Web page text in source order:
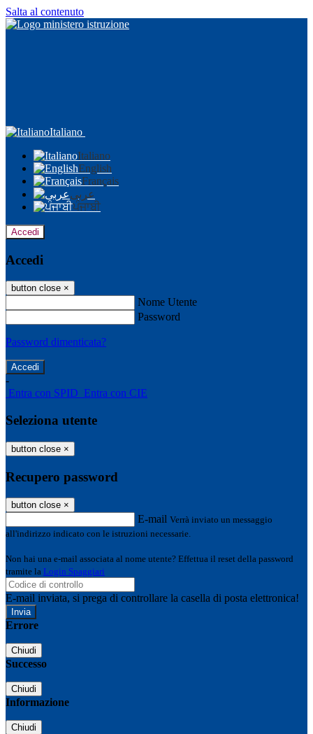
Salta al contenuto
Italiano
Italiano
English
Français
عربى
ਪੰਜਾਬੀ
Accedi
Accedi
button close ×
Nome Utente
Password
Password dimenticata?
-
Entra con SPID Entra con CIE
Seleziona utente
button close ×
Recupero password
button close ×
E-mail Verrà inviato un messaggio
all'indirizzo indicato con le istruzioni necessarie.
Non hai una e-mail associata al nome utente? Effettua il reset della password
tramite la Login Spaggiari
E-mail inviata, si prega di controllare la casella di posta elettronica!
Errore
Chiudi
Successo
Chiudi
Informazione
Chiudi